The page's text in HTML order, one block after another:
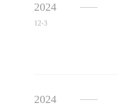
2024
12-3
2024